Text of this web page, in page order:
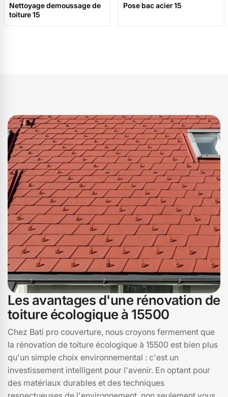
Nettoyage demoussage de
toiture 15
Pose bac acier 15
Les avantages d'une rénovation de
toiture écologique à 15500
Chez Bati pro couverture, nous croyons fermement que
la rénovation de toiture écologique à 15500 est bien plus
qu'un simple choix environnemental : c'est un
investissement intelligent pour l'avenir. En optant pour
des matériaux durables et des techniques